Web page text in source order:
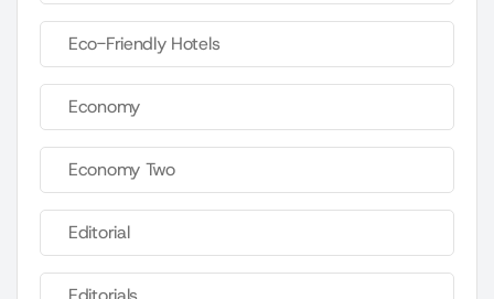
Eco-Friendly Hotels
Economy
Economy Two
Editorial